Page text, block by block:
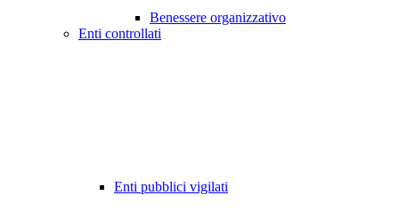
Benessere organizzativo
Enti controllati
Enti pubblici vigilati